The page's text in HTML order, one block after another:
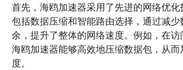
首先，海鸥加速器采用了先进的网络优
包括数据压缩和智能路由选择，通过减
余，提升了整体的网络速度。例如，在访
海鸥加速器能够高效地压缩数据包，从
度。